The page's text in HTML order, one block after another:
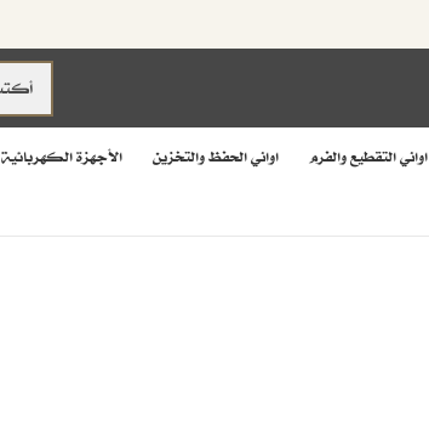
اواني التقطيع والفرم اواني الحفظ والتخزين الأجهزة الكهربائية